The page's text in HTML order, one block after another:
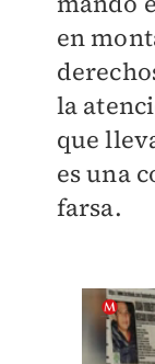
en
la
que
es una
farsa.